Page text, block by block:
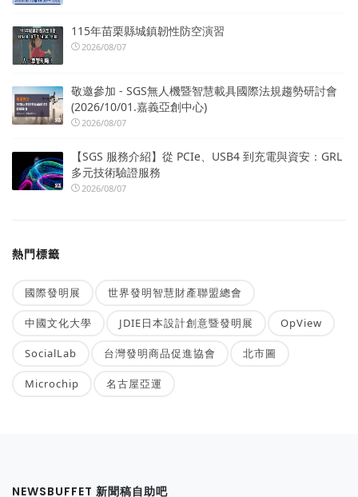
115年苗栗縣城鎮韌性防空演習
2026/08/07
敬邀參加 - SGS無人機暨智慧載具國際法規趨勢研討會
(2026/10/01.嘉義亞創中心)
2026/08/07
【SGS 服務介紹】從 PCIe、USB4 到充電與資安：GRL
多元技術驗證服務
2026/08/07
熱門標籤
國際發明展 世界發明智慧財產聯盟總會
中國文化大學 JDIE日本設計創意暨發明展 OpView
SocialLab 台灣發明商品促進協會 北市圖
Microchip 名古屋亞運
NEWSBUFFET 新聞稿自助吧